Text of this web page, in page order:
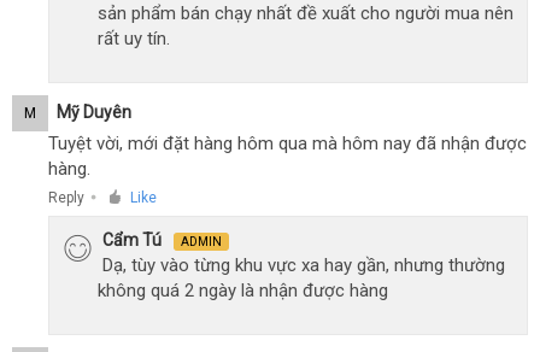
sản phẩm bán chạy nhất đề xuất cho người mua nên
rất uy tín.
M Mỹ Duyên
Tuyệt vời, mới đặt hàng hôm qua mà hôm nay đã nhận được
hàng.
Reply ● Like
Cẩm Tú ADMIN
Dạ, tùy vào từng khu vực xa hay gần, nhưng thường
không quá 2 ngày là nhận được hàng